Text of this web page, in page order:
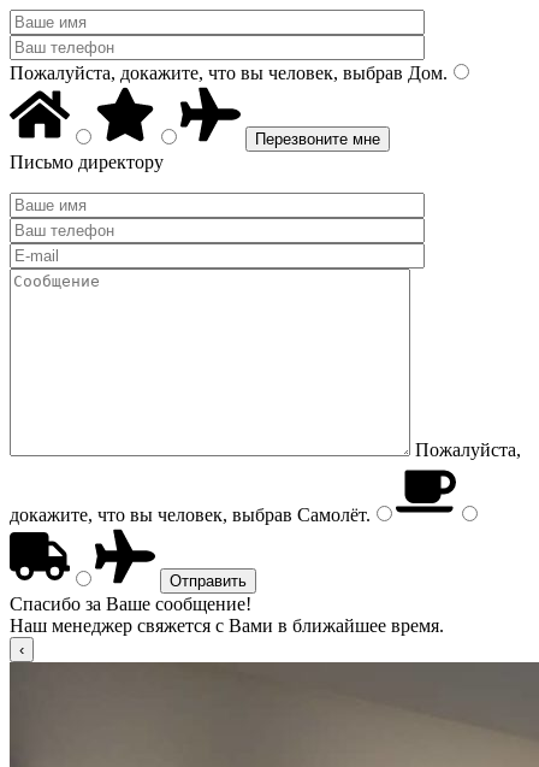
Пожалуйста, докажите, что вы человек, выбрав Дом.
Письмо директору
Пожалуйста,
докажите, что вы человек, выбрав Самолёт.
Спасибо за Ваше сообщение!
Наш менеджер свяжется с Вами в ближайшее время.